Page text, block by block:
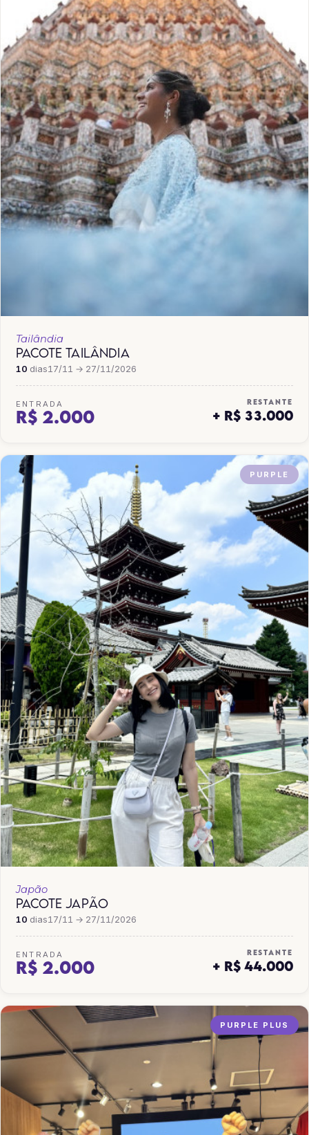
Tailândia
PACOTE TAILÂNDIA
10 dias17/11 → 27/11/2026
ENTRADA
R$ 2.000
RESTANTE
+ R$ 33.000
PURPLE
Japão
PACOTE JAPÃO
10 dias17/11 → 27/11/2026
ENTRADA
R$ 2.000
RESTANTE
+ R$ 44.000
PURPLE PLUS